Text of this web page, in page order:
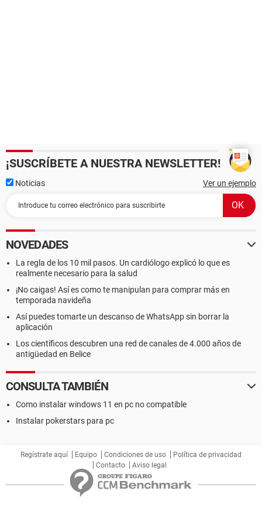
¡SUSCRÍBETE A NUESTRA NEWSLETTER!
Noticias Ver un ejemplo
NOVEDADES
La regla de los 10 mil pasos. Un cardiólogo explicó lo que es
realmente necesario para la salud
¡No caigas! Así es como te manipulan para comprar más en
temporada navideña
Así puedes tomarte un descanso de WhatsApp sin borrar la
aplicación
Los científicos descubren una red de canales de 4.000 años de
antigüedad en Belice
CONSULTA TAMBIÉN
Como instalar windows 11 en pc no compatible
Instalar pokerstars para pc
Regístrate aquí Equipo Condiciones de uso
Política de privacidad
Contacto
Aviso legal